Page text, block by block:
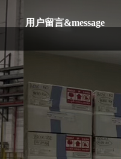
用户留言&message